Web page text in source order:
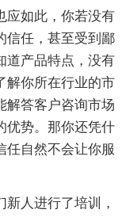
应如此，你若没有
信任，甚至受到鄙
道产品特点，没有
解你所在行业的市
解答客户咨询市场
优势。那你还凭什
任自然不会让你服
人进行了培训，